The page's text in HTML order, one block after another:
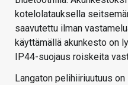
kotelolatauksella
saavutettu ilman
käyttämällä akunkesto on
IP44-suojaus roiskeita
Langaton pelihiiriuutuus